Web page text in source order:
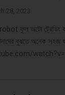
ফুল অটো ট্রেডিং
বুঝতে অনেক সহজ